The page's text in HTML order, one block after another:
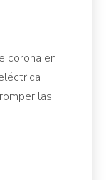
corona en
las